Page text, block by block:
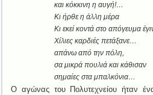
και κόκκινη η αυγή!…
Κι ήρθε η άλλη μέρα
Κι εκεί κοντά στο απόγευμα
Χίλιες καρδιές πετάξανε…
απάνω από την πόλη,
σα μικρά πουλιά και κάθισαν
σημαίες στα μπαλκόνια…
Ο αγώνας του Πολυτεχνείου ήταν